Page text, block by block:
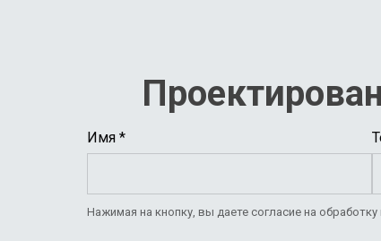
Имя *
Нажимая на кнопку, вы даете согласие на